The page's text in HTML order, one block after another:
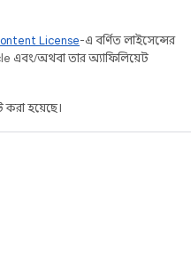
License-এ বর্ণিত লাইসেন্সের
এবং/অথবা তার অ্যাফিলিয়েট
হয়েছে।